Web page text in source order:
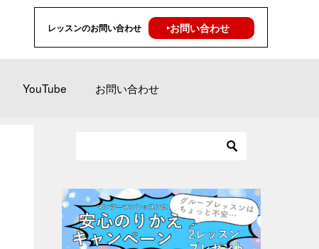
レッスンのお問い合わせ ‣お問い合わせ
YouTube お問い合わせ